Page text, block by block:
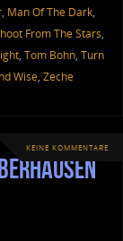
, Man Of The Dark,
From The Stars,
, Tom Bohn, Turn
Wise, Zeche
KEINE KOMMENTARE